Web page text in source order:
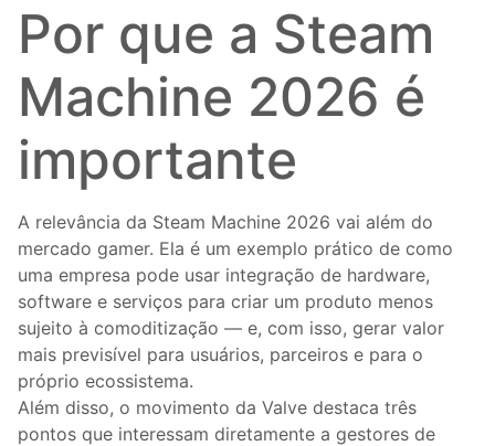
Por que a Steam
Machine 2026 é
importante
A relevância da Steam Machine 2026 vai além do
mercado gamer. Ela é um exemplo prático de como
uma empresa pode usar integração de hardware,
software e serviços para criar um produto menos
sujeito à comoditização — e, com isso, gerar valor
mais previsível para usuários, parceiros e para o
próprio ecossistema.
Além disso, o movimento da Valve destaca três
pontos que interessam diretamente a gestores de